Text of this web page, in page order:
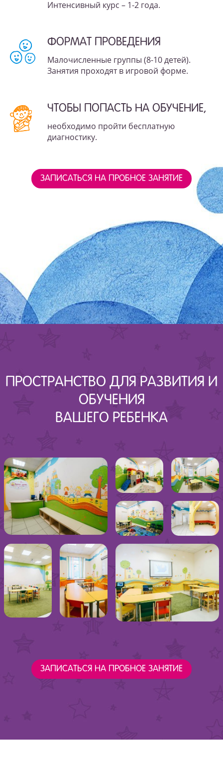
Интенсивный курс – 1-2 года.
ФОРМАТ ПРОВЕДЕНИЯ
Малочисленные группы (8-10 детей).
Занятия проходят в игровой форме.
ЧТОБЫ ПОПАСТЬ НА ОБУЧЕНИЕ,
необходимо пройти бесплатную
диагностику.
ЗАПИСАТЬСЯ НА ПРОБНОЕ ЗАНЯТИЕ
ПРОСТРАНСТВО ДЛЯ РАЗВИТИЯ И
ОБУЧЕНИЯ
ВАШЕГО РЕБЕНКА
ЗАПИСАТЬСЯ НА ПРОБНОЕ ЗАНЯТИЕ